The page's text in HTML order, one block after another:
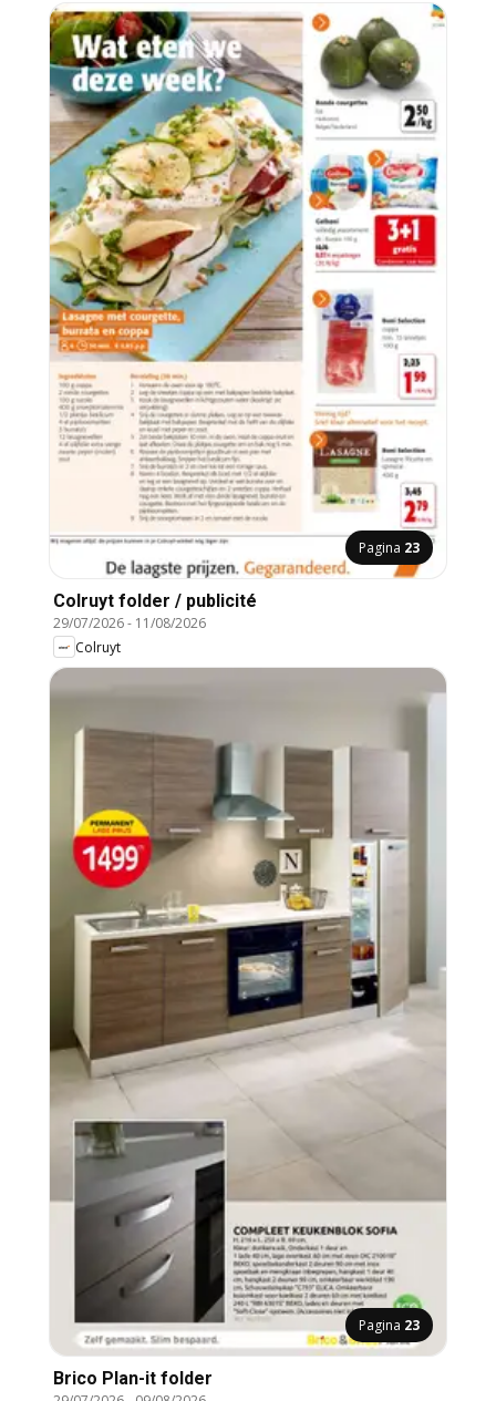
Pagina 23
Colruyt folder / publicité
29/07/2026- 11/08/2026
Colruyt
Pagina 23
Brico Plan-it folder